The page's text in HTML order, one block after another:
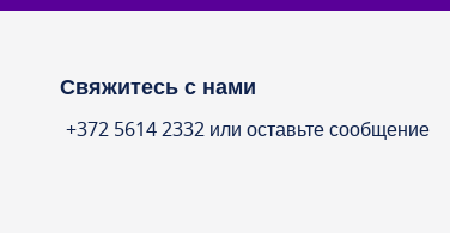
Свяжитесь с нами
+372 5614 2332 или оставьте сообщение